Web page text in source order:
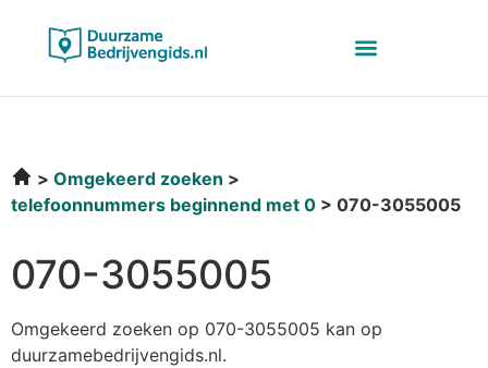
Omgekeerd zoeken
telefoonnummers beginnend met 0
070-3055005
070-3055005
Omgekeerd zoeken op 070-3055005 kan op
duurzamebedrijvengids.nl.